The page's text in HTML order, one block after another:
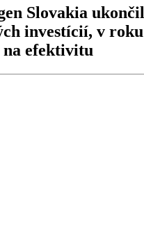
Slovakia
investícií, v roku
efektivitu